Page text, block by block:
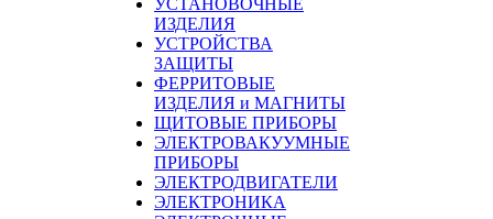
УСТАНОВОЧНЫЕ
ИЗДЕЛИЯ
УСТРОЙСТВА
ЗАЩИТЫ
ФЕРРИТОВЫЕ
ИЗДЕЛИЯ и МАГНИТЫ
ЩИТОВЫЕ ПРИБОРЫ
ЭЛЕКТРОВАКУУМНЫЕ
ПРИБОРЫ
ЭЛЕКТРОДВИГАТЕЛИ
ЭЛЕКТРОНИКА